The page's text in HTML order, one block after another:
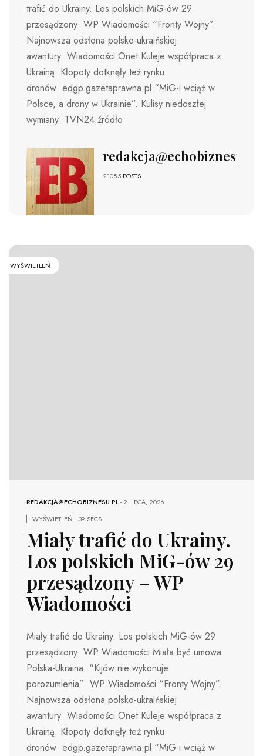
trafić do Ukrainy. Los polskich MiG-ów 29
przesądzony WP Wiadomości “Fronty Wojny”.
Najnowsza odsłona polsko-ukraińskiej
awantury Wiadomości Onet Kuleje współpraca z
Ukrainą. Kłopoty dotknęły też rynku
dronów edgp.gazetaprawna.pl “MiG-i wciąż w
Polsce, a drony w Ukrainie”. Kulisy niedoszłej
wymiany TVN24 źródło
redakcja@echobiznesu.pl
21085 POSTS
WYŚWIETLEŃ
REDAKCJA@ECHOBIZNESU.PL-2 LIPCA, 2026
WYŚWIETLEŃ
39 SECS
Miały trafić do Ukrainy.
Los polskich MiG-ów 29
przesądzony – WP
Wiadomości
Miały trafić do Ukrainy. Los polskich MiG-ów 29
przesądzony WP Wiadomości Miała być umowa
Polska-Ukraina. “Kijów nie wykonuje
porozumienia” WP Wiadomości “Fronty Wojny”.
Najnowsza odsłona polsko-ukraińskiej
awantury Wiadomości Onet Kuleje współpraca z
Ukrainą. Kłopoty dotknęły też rynku
dronów edgp.gazetaprawna.pl “MiG-i wciąż w